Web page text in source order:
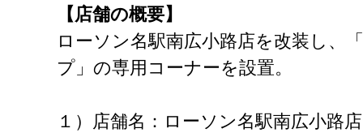
【店舗の概要】
ローソン名駅南広小路店を改装し、
プ」の専用コーナーを設置。
１）店舗名：ローソン名駅南広小路